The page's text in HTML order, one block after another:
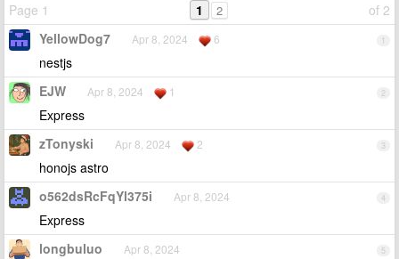
Page 1
of 2
1 2
1
YellowDog7 Apr 8, 2024 6
nestjs
2
EJW Apr 8, 2024 1
Express
3
zTonyski Apr 8, 2024 2
honojs astro
4
o562dsRcFqYl375i Apr 8, 2024
Express
5
longbuluo Apr 8, 2024